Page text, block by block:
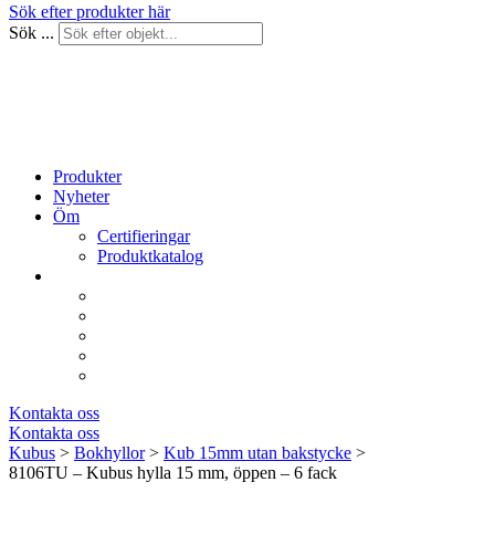
Sök efter produkter här
Sök ...
Produkter
Nyheter
Öm
Certifieringar
Produktkatalog
Kontakta oss
Kontakta oss
Kubus > Bokhyllor> Kub 15mm utan bakstycke >
8106TU – Kubus hylla 15 mm, öppen – 6 fack